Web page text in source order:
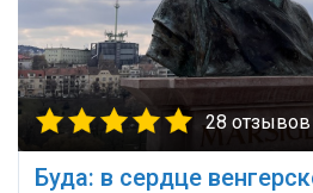
28 отзывов
Буда: в сердце